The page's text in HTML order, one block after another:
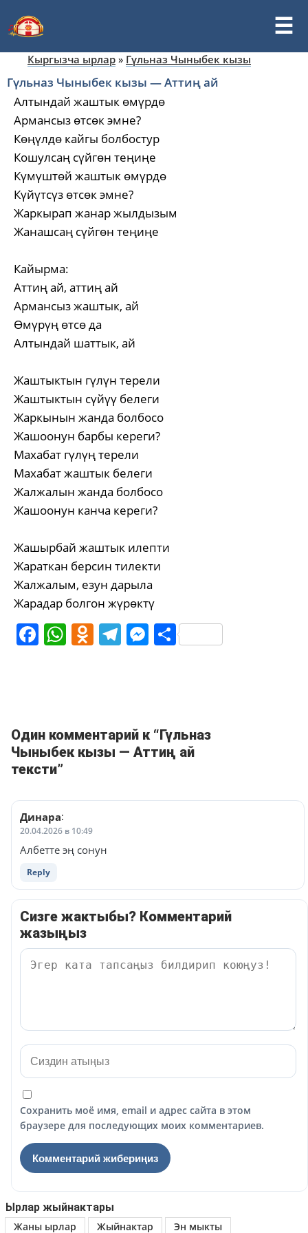
Кыргызча ырлар » Гүльназ Чыныбек кызы
Гүльназ Чыныбек кызы — Аттиң ай
Алтындай жаштык өмүрдө
Армансыз өтсөк эмне?
Көңүлдө кайгы болбостур
Кошулсаң сүйгөн теңиңе
Күмүштөй жаштык өмүрдө
Күйүтсүз өтсөк эмне?
Жаркырап жанар жылдызым
Жанашсаң сүйгөн теңиңе
Кайырма:
Аттиң ай, аттиң ай
Армансыз жаштык, ай
Өмүрүң өтсө да
Алтындай шаттык, ай
Жаштыктын гүлүн терели
Жаштыктын сүйүү белеги
Жаркынын жанда болбосо
Жашоонун барбы кереги?
Махабат гүлүң терели
Махабат жаштык белеги
Жалжалын жанда болбосо
Жашоонун канча кереги?
Жашырбай жаштык илепти
Жараткан берсин тилекти
Жалжалым, езун дарыла
Жарадар болгон жүрөктү
Facebook
WhatsApp
Odnoklassniki
Telegram
Messenger
Share
Один комментарий к “Гүльназ
Чыныбек кызы — Аттиң ай
тексти”
Динара:
20.04.2026 в 10:49
Албетте эң сонун
Reply
Сизге жактыбы? Комментарий
жазыңыз
Сохранить моё имя, email и адрес сайта в этом
браузере для последующих моих комментариев.
Ырлар жыйнактары
Жаны ырлар
Жыйнактар Эн мыкты